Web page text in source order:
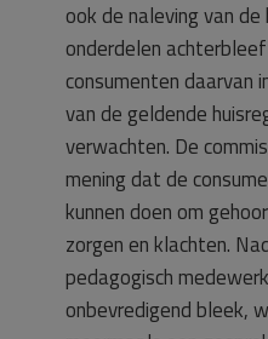
ook de naleving van de
onderdelen
consumenten daarvan
van de geldende
verwachten. De
mening dat de
kunnen doen om
zorgen en klachten.
pedagogisch
onbevredigend bleek,